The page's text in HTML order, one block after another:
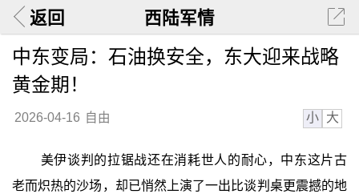
返回 西陆军情
中东变局：石油换安全，东大迎来战略
黄金期！
2026-04-16 自由 小 大
美伊谈判的拉锯战还在消耗世人的耐心，中东这片古
老而炽热的沙场，却已悄然上演了一出比谈判桌更震撼的地